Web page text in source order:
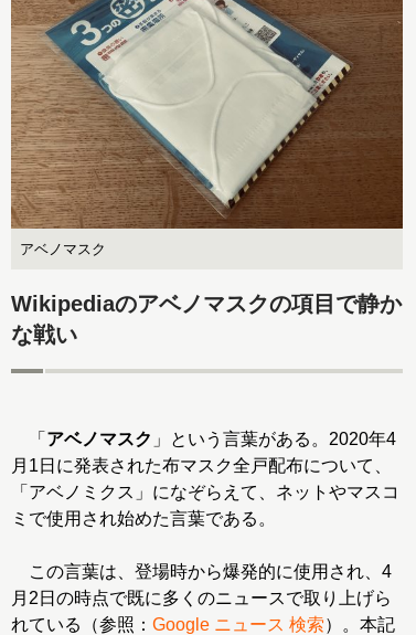
アベノマスク
Wikipediaのアベノマスクの項目で静か
な戦い
「 アベノマスク 」という言葉がある。2020年4
月1日に発表された布マスク全戸配布について、
「アベノミクス」になぞらえて、ネットやマスコ
ミで使用され始めた言葉である。
この言葉は、登場時から爆発的に使用され、4
月2日の時点で既に多くのニュースで取り上げら
れている（参照： Google ニュース 検索）。本記